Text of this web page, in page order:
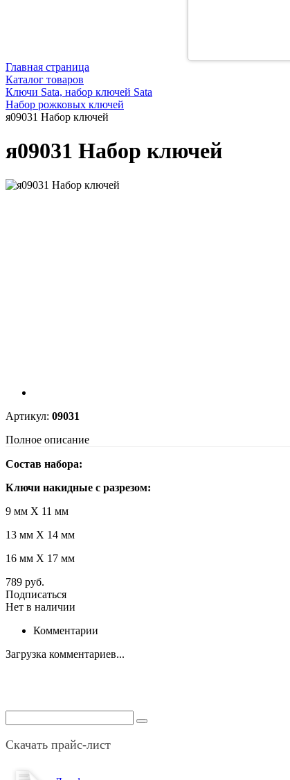
Главная страница
Каталог товаров
Ключи Sata, набор ключей Sata
Набор рожковых ключей
я09031 Набор ключей
я09031 Набор ключей
Артикул: 09031
Полное описание
Состав набора:
Ключи накидные с разрезом:
9 мм Х 11 мм
13 мм Х 14 мм
16 мм Х 17 мм
789 руб.
Подписаться
Нет в наличии
Комментарии
Загрузка комментариев...
Скачать прайс-лист